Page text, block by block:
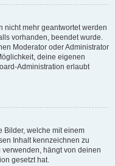
nicht mehr geantwortet werden
vorhanden, beendet wurde.
Moderator oder Administrator
deine eigenen
Administration erlaubt
Bilder, welche mit einem
Inhalt kennzeichnen zu
hängt von deinen
gesetzt hat.